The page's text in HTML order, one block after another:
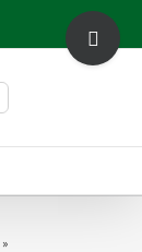
»
Toggle
Sliding
Bar